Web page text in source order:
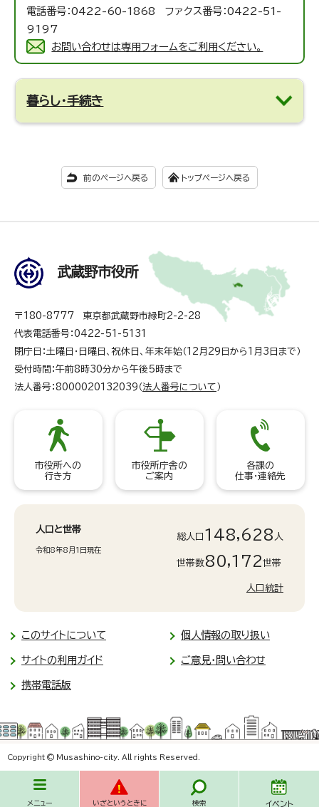
電話番号：0422-60-1868 ファクス番号：0422-51-
9197
お問い合わせは専用フォームをご利用ください。
暮らし・手続き
前のページへ戻る トップページへ戻る
メニュー いざというときに 検索 イベント
武蔵野市役所
〒180-8777 東京都武蔵野市緑町2-2-28
代表電話番号：0422-51-5131
閉庁日：土曜日・日曜日、祝休日、年末年始（12月29日から1月3日まで）
受付時間：午前8時30分から午後5時まで
法人番号：8000020132039（ 法人番号について ）
市役所への
行き方
市役所庁舎の
ご案内
各課の
仕事・連絡先
人口と世帯
令和8年8月1日現在
総人口 148,628 人
世帯数80,172世帯
人口統計
このサイトについて 個人情報の取り扱い
サイトの利用ガイド ご意見・問い合わせ
携帯電話版
Copyright © Musashino-city. All rights Reserved.